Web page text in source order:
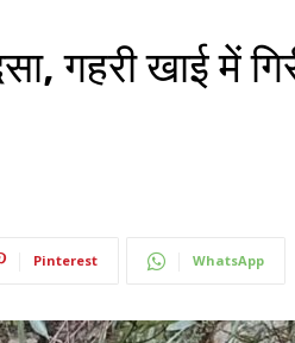
गहरी खाई में
Pinterest WhatsApp